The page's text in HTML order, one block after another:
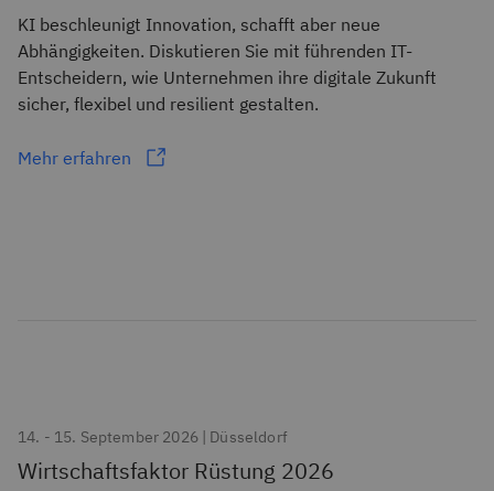
KI beschleunigt Innovation, schafft aber neue
Abhängigkeiten. Diskutieren Sie mit führenden IT-
Entscheidern, wie Unternehmen ihre digitale Zukunft
sicher, flexibel und resilient gestalten.
Mehr erfahren
14. - 15. September 2026 | Düsseldorf
Wirtschaftsfaktor Rüstung 2026